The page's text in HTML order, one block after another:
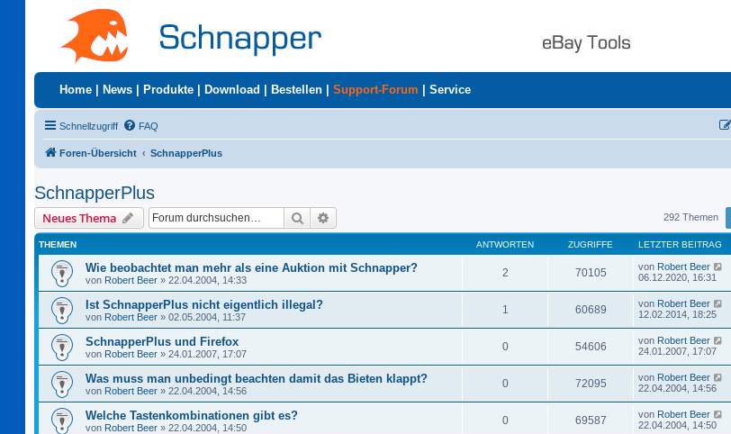
Home News Produkte Download Bestellen Support-Forum Service
Schnellzugriff FAQ
Foren-Übersicht SchnapperPlus
SchnapperPlus
Neues Thema Suche 292 Themen
THEMEN ANTWORTEN ZUGRIFFE LETZTER BEITRAG
Wie beobachtet man mehr als eine Auktion mit Schnapper?
von Robert Beer » 22.04.2004, 14:33
2 70105 von Robert Beer
06.12.2020, 16:31
Ist SchnapperPlus nicht eigentlich illegal?
von Robert Beer » 02.05.2004, 11:37
1 60689 von Robert Beer
12.02.2014, 18:25
SchnapperPlus und Firefox
von Robert Beer » 24.01.2007, 17:07
0 54606 von Robert Beer
24.01.2007, 17:07
Was muss man unbedingt beachten damit das Bieten klappt?
von Robert Beer » 22.04.2004, 14:56
0 72095 von Robert Beer
22.04.2004, 14:56
Welche Tastenkombinationen gibt es?
von Robert Beer » 22.04.2004, 14:50
0 69587 von Robert Beer
22.04.2004, 14:50